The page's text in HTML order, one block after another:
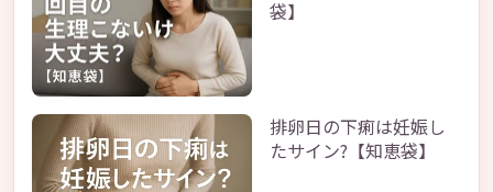
袋】
排卵日の下痢は妊娠し
たサイン?【知恵袋】